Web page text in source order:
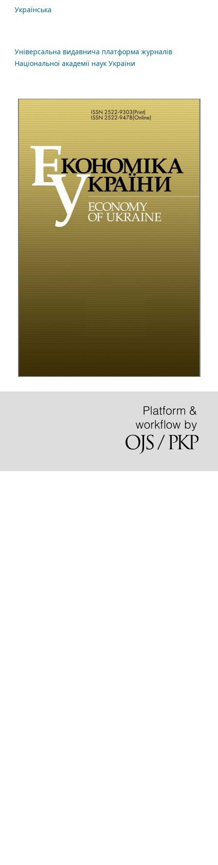
Українська
Універсальна видавнича платформа журналів
Національної академії наук України